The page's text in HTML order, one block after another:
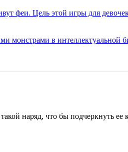
наряд, что бы подчеркнуть